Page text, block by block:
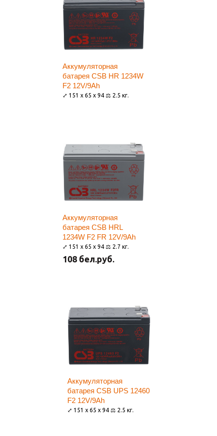
Аккумуляторная
батарея CSB HR 1234W
F2 12V/9Ah
⤢ 151 x 65 x 94 ⚖ 2.5 кг.
Аккумуляторная
батарея CSB HRL
1234W F2 FR 12V/9Ah
⤢ 151 x 65 x 94 ⚖ 2.7 кг.
108 бел.руб.
Аккумуляторная
батарея CSB UPS 12460
F2 12V/9Ah
⤢ 151 x 65 x 94 ⚖ 2.5 кг.